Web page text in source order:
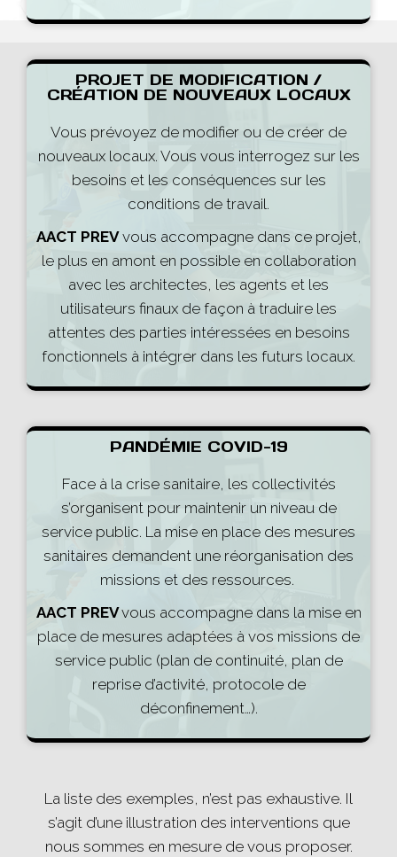
PROJET DE MODIFICATION /
CRÉATION DE NOUVEAUX LOCAUX
Vous prévoyez de modifier ou de créer de
nouveaux locaux. Vous vous interrogez sur les
besoins et les conséquences sur les
conditions de travail.
AACT PREVvous accompagne dans ce projet,
le plus en amont en possible en collaboration
avec les architectes, les agents et les
utilisateurs finaux de façon à traduire les
attentes des parties intéressées en besoins
fonctionnels à intégrer dans les futurs locaux.
PANDÉMIE COVID-19
Face à la crise sanitaire, les collectivités
s’organisent pour maintenir un niveau de
service public. La mise en place des mesures
sanitaires demandent une réorganisation des
missions et des ressources.
AACT PREVvous accompagne dans la mise en
place de mesures adaptées à vos missions de
service public (plan de continuité, plan de
reprise d’activité, protocole de
déconfinement…).
La liste des exemples, n’est pas exhaustive. Il
s’agit d’une illustration des interventions que
nous sommes en mesure de vous proposer.